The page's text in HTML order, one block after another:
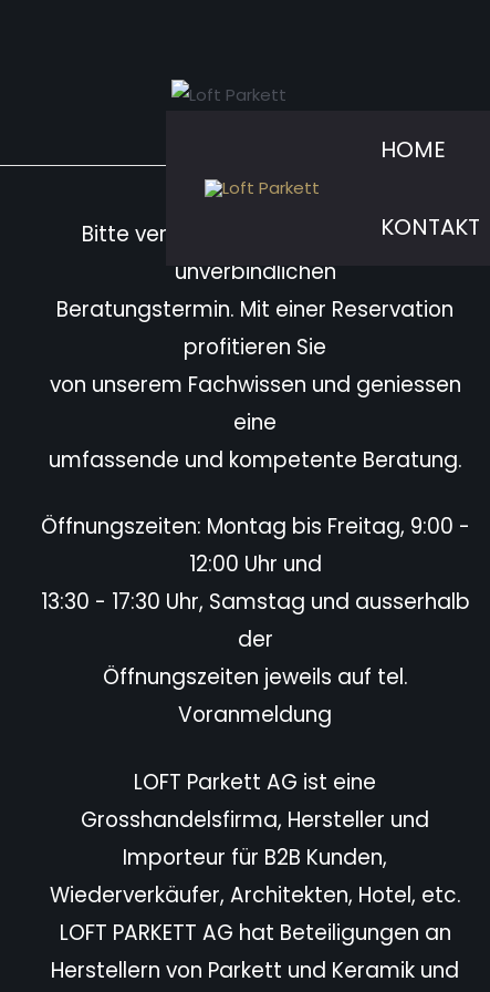
HOME
KONTAKT
Bitte vereinbaren Sie immer einen
unverbindlichen
Beratungstermin. Mit einer Reservation
profitieren Sie
von unserem Fachwissen und geniessen
eine
umfassende und kompetente Beratung.
Öffnungszeiten: Montag bis Freitag, 9:00 -
12:00 Uhr und
13:30 - 17:30 Uhr, Samstag und ausserhalb
der
Öffnungszeiten jeweils auf tel.
Voranmeldung
LOFT Parkett AG ist eine
Grosshandelsfirma, Hersteller und
Importeur für B2B Kunden,
Wiederverkäufer, Architekten, Hotel, etc.
LOFT PARKETT AG hat Beteiligungen an
Herstellern von Parkett und Keramik und